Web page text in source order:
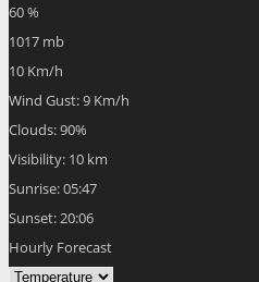
60 %
1017 mb
10 Km/h
Wind Gust:9 Km/h
Clouds:90%
Visibility: 10 km
Sunrise:05:47
Sunset:20:06
Hourly Forecast